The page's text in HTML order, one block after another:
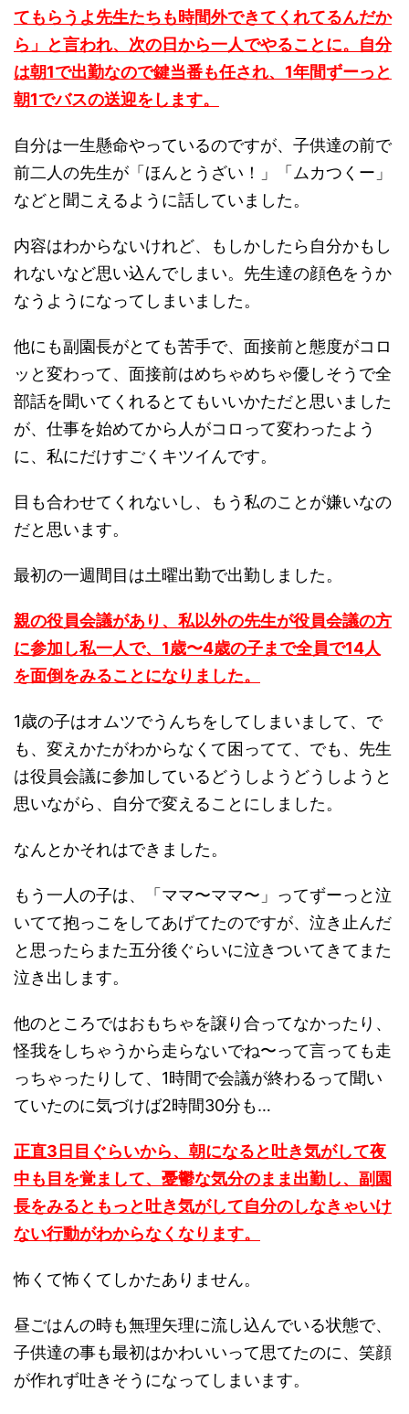
てもらうよ先生たちも時間外できてくれてるんだか
ら」と言われ、次の日から一人でやることに。自分
は朝1で出勤なので鍵当番も任され、1年間ずーっと
朝1でバスの送迎をします。
自分は一生懸命やっているのですが、子供達の前で
前二人の先生が「ほんとうざい！」「ムカつくー」
などと聞こえるように話していました。
内容はわからないけれど、もしかしたら自分かもし
れないなど思い込んでしまい。先生達の顔色をうか
なうようになってしまいました。
他にも副園長がとても苦手で、面接前と態度がコロ
ッと変わって、面接前はめちゃめちゃ優しそうで全
部話を聞いてくれるとてもいいかただと思いました
が、仕事を始めてから人がコロって変わったよう
に、私にだけすごくキツイんです。
目も合わせてくれないし、もう私のことが嫌いなの
だと思います。
最初の一週間目は土曜出勤で出勤しました。
親の役員会議があり、私以外の先生が役員会議の方
に参加し私一人で、1歳〜4歳の子まで全員で14人
を面倒をみることになりました。
1歳の子はオムツでうんちをしてしまいまして、で
も、変えかたがわからなくて困ってて、でも、先生
は役員会議に参加しているどうしようどうしようと
思いながら、自分で変えることにしました。
なんとかそれはできました。
もう一人の子は、「ママ〜ママ〜」ってずーっと泣
いてて抱っこをしてあげてたのですが、泣き止んだ
と思ったらまた五分後ぐらいに泣きついてきてまた
泣き出します。
他のところではおもちゃを譲り合ってなかったり、
怪我をしちゃうから走らないでね〜って言っても走
っちゃったりして、1時間で会議が終わるって聞い
ていたのに気づけば2時間30分も…
正直3日目ぐらいから、朝になると吐き気がして夜
中も目を覚まして、憂鬱な気分のまま出勤し、副園
長をみるともっと吐き気がして自分のしなきゃいけ
ない行動がわからなくなります。
怖くて怖くてしかたありません。
昼ごはんの時も無理矢理に流し込んでいる状態で、
子供達の事も最初はかわいいって思てたのに、笑顔
が作れず吐きそうになってしまいます。